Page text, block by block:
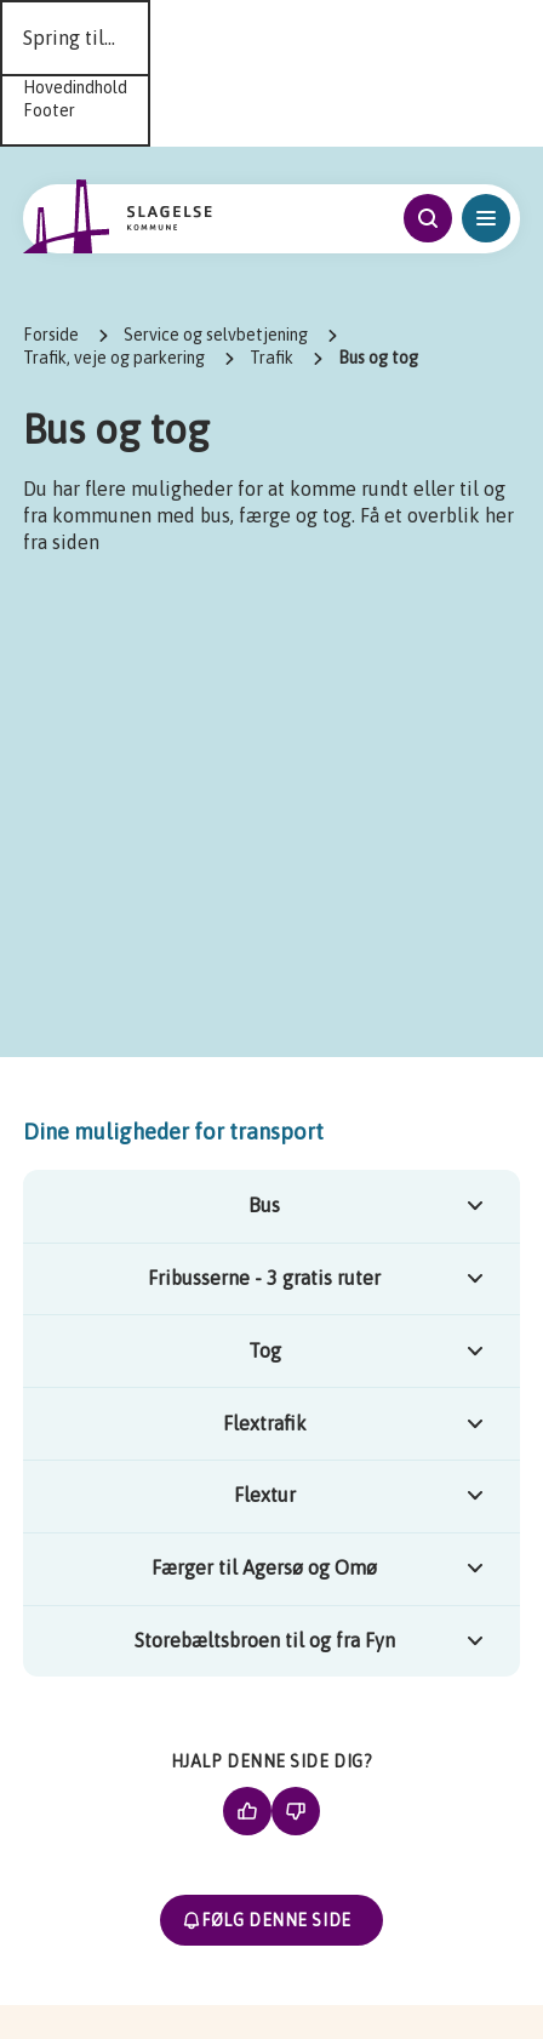
Spring til...
Hovedindhold
Footer
Forside
Service og selvbetjening
Trafik, veje og parkering
Trafik Bus og tog
Bus og tog
Du har flere muligheder for at komme rundt eller til og
fra kommunen med bus, færge og tog. Få et overblik her
fra siden
Dine muligheder for transport
Bus
Fribusserne - 3 gratis ruter
Tog
Flextrafik
Flextur
Færger til Agersø og Omø
Storebæltsbroen til og fra Fyn
HJALP DENNE SIDE DIG?
FØLG DENNE SIDE